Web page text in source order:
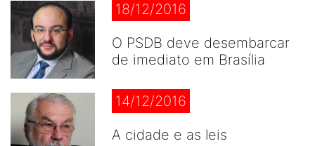
18/12/2016
O PSDB deve desembarcar
de imediato em Brasília
14/12/2016
A cidade e as leis